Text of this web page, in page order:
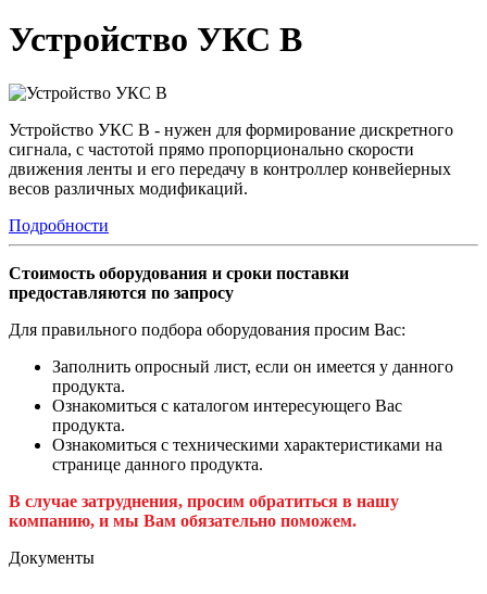
Устройство УКС В
Устройство УКС В - нужен для формирование дискретного
сигнала, с частотой прямо пропорционально скорости
движения ленты и его передачу в контроллер конвейерных
весов различных модификаций.
Подробности
Стоимость оборудования и сроки поставки
предоставляются по запросу
Для правильного подбора оборудования просим Вас:
Заполнить опросный лист, если он имеется у данного
продукта.
Ознакомиться с каталогом интересующего Вас
продукта.
Ознакомиться с техническими характеристиками на
странице данного продукта.
В случае затруднения, просим обратиться в нашу
компанию, и мы Вам обязательно поможем.
Документы